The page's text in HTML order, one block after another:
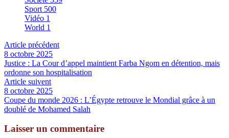
Sport 500
Vidéo 1
World 1
Article précédent
8 octobre 2025
Justice : La Cour d’appel maintient Farba Ngom en détention, mais
ordonne son hospitalisation
Article suivent
8 octobre 2025
Coupe du monde 2026 : L’Égypte retrouve le Mondial grâce à un
doublé de Mohamed Salah
Laisser un commentaire